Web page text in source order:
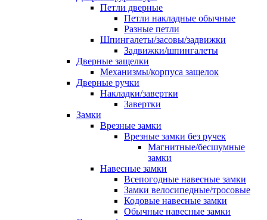
Петли дверные
Петли накладные обычные
Разные петли
Шпингалеты/засовы/задвижки
Задвижки/шпингалеты
Дверные защелки
Механизмы/корпуса защелок
Дверные ручки
Накладки/завертки
Завертки
Замки
Врезные замки
Врезные замки без ручек
Магнитные/бесшумные
замки
Навесные замки
Всепогодные навесные замки
Замки велосипедные/тросовые
Кодовые навесные замки
Обычные навесные замки